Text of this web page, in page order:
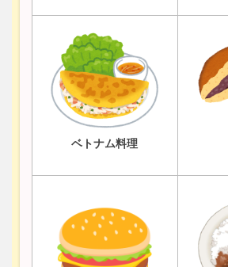
ベトナム料理